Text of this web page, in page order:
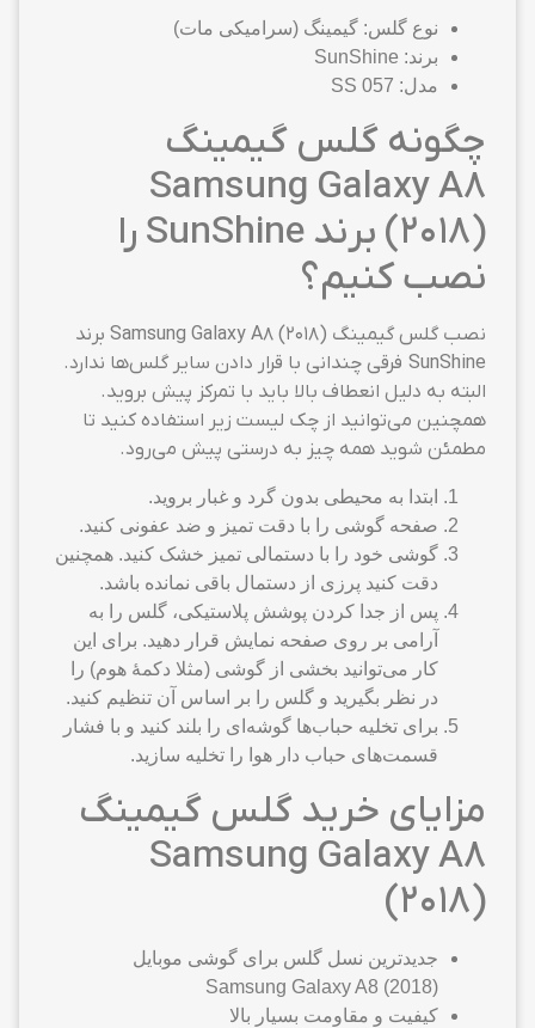
نوع گلس: گیمینگ (سرامیکی مات)
برند: SunShine
مدل: SS 057
چگونه گلس گیمینگ
Samsung Galaxy A8
(2018) برند SunShine را
نصب کنیم؟
نصب گلس گیمینگ Samsung Galaxy A8 (2018) برند
SunShine فرقی چندانی با قرار دادن سایر گلس‌ها ندارد.
البته به دلیل انعطاف بالا باید با تمرکز پیش بروید.
همچنین می‌توانید از چک لیست زیر استفاده کنید تا
مطمئن شوید همه چیز به درستی پیش می‌رود.
ابتدا به محیطی بدون گرد و غبار بروید.
صفحه گوشی را با دقت تمیز و ضد عفونی کنید.
گوشی خود را با دستمالی تمیز خشک کنید. همچنین
دقت کنید پرزی از دستمال باقی نمانده باشد.
پس از جدا کردن پوشش پلاستیکی، گلس را به
آرامی بر روی صفحه نمایش قرار دهید. برای این
کار می‌توانید بخشی از گوشی (مثلا دکمهٔ هوم) را
در نظر بگیرید و گلس را بر اساس آن تنظیم کنید.
برای تخلیه حباب‌ها گوشه‌ای را بلند کنید و با فشار
قسمت‌های حباب دار هوا را تخلیه سازید.
مزایای خرید گلس گیمینگ
Samsung Galaxy A8
(2018)
جدیدترین نسل گلس برای گوشی موبایل
Samsung Galaxy A8 (2018)
کیفیت و مقاومت بسیار بالا